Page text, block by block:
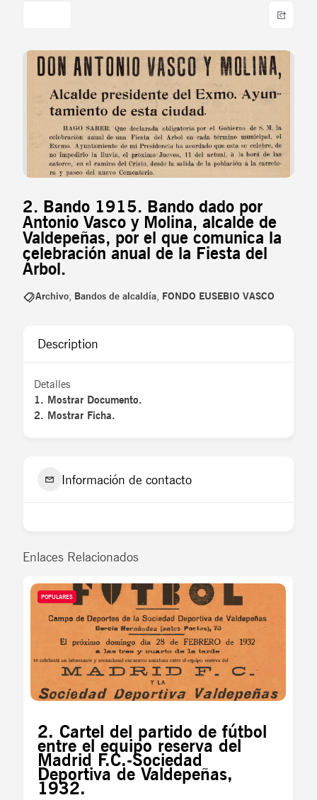
2. Bando 1915. Bando dado por
Antonio Vasco y Molina, alcalde de
Valdepeñas, por el que comunica la
celebración anual de la Fiesta del
Árbol.
Archivo Bandos de alcaldía FONDO EUSEBIO VASCO
Description
Detalles
1. Mostrar Documento.
2. Mostrar Ficha.
Información de contacto
Enlaces Relacionados
POPULARES
2. Cartel del partido de fútbol
entre el equipo reserva del
Madrid F.C.-Sociedad
Deportiva de Valdepeñas,
1932.